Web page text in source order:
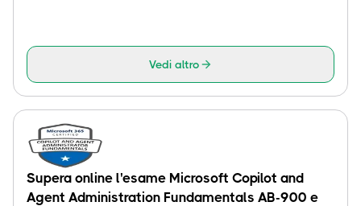
Vedi altro
Supera online l'esame Microsoft Copilot and
Agent Administration Fundamentals AB-900 e